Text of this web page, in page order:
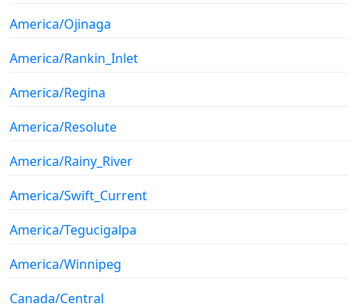
America/Ojinaga
America/Rankin_Inlet
America/Regina
America/Resolute
America/Rainy_River
America/Swift_Current
America/Tegucigalpa
America/Winnipeg
Canada/Central